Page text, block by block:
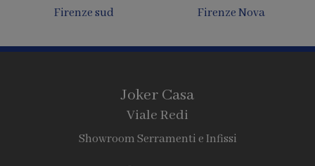
Firenze sud Firenze Nova
Joker Casa
Viale Redi
Showroom Serramenti e Infissi